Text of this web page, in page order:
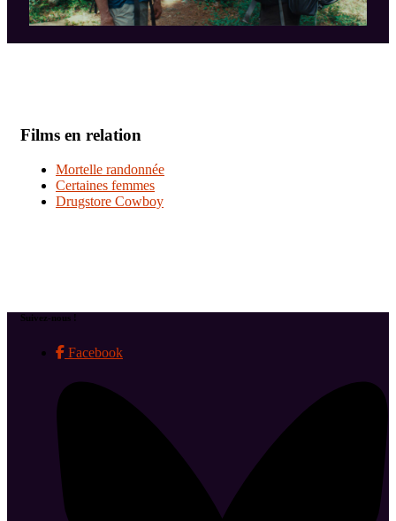
Films en relation
Mortelle randonnée
Certaines femmes
Drugstore Cowboy
Suivez-nous !
Facebook